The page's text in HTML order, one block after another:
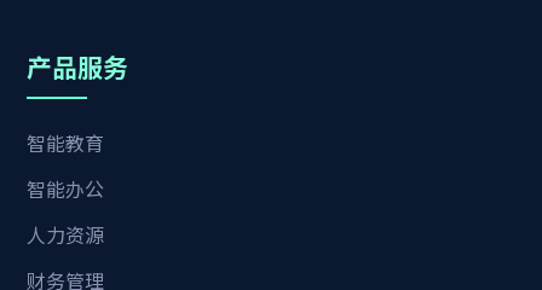
产品服务
智能教育
智能办公
人力资源
财务管理